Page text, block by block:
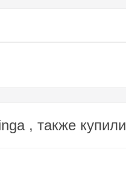
, также купили